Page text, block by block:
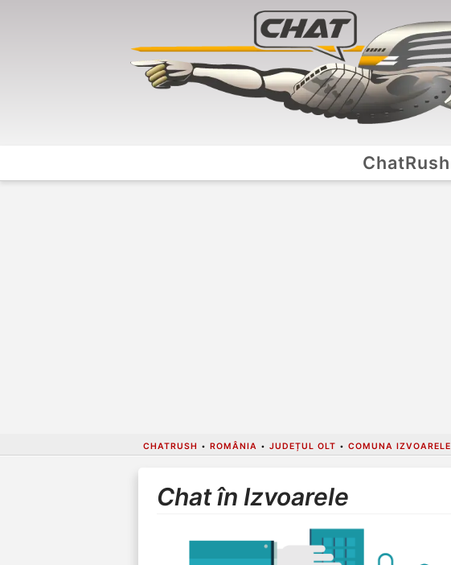
ChatRush
CHATRUSH • ROMÂNIA • JUDEȚUL OLT • COMUNA IZVOARELE
Chat în Izvoarele